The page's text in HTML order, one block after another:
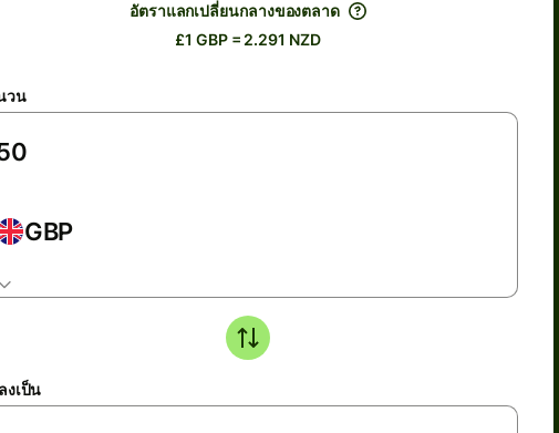
อัตราแลกเปลี่ยนกลางของตลาด
£1 GBP = 2.291 NZD
วน
GBP
งเป็น